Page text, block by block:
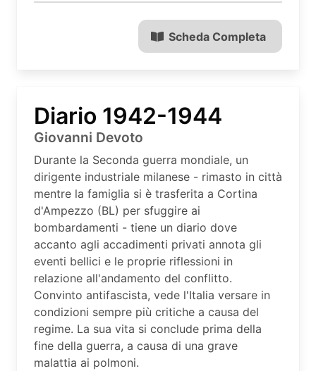
Scheda Completa
Diario 1942-1944
Giovanni Devoto
Durante la Seconda guerra mondiale, un
dirigente industriale milanese - rimasto in città
mentre la famiglia si è trasferita a Cortina
d'Ampezzo (BL) per sfuggire ai
bombardamenti - tiene un diario dove
accanto agli accadimenti privati annota gli
eventi bellici e le proprie riflessioni in
relazione all'andamento del conflitto.
Convinto antifascista, vede l'Italia versare in
condizioni sempre più critiche a causa del
regime. La sua vita si conclude prima della
fine della guerra, a causa di una grave
malattia ai polmoni.